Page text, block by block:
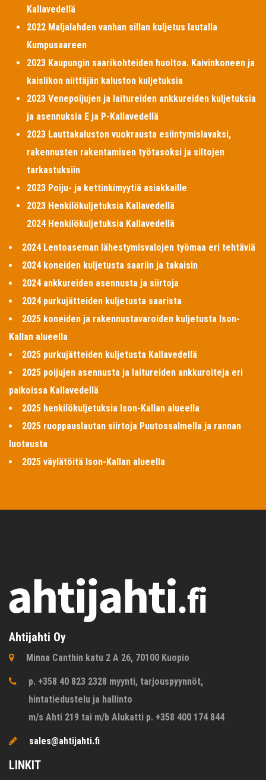
Kallavedellä
2022 Maljalahden vanhan sillan kuljetus lautalla
Kumpusaareen
2023 Kaupungin saarikohteiden huoltoa. Kaivinkoneen ja
kaislikon niittäjän kaluston kuljetuksia
2023 Venepoijujen ja laitureiden ankkureiden kuljetuksia
ja asennuksia E ja P-Kallavedellä
2023 Lauttakaluston vuokrausta esiintymislavaksi,
rakennusten rakentamisen työtasoksi ja siltojen
tarkastuksiin
2023 Poiju- ja kettinkimyytiä asiakkaille
2023 Henkilökuljetuksia Kallavedellä
2024 Henkilökuljetuksia Kallavedellä
2024 Lentoaseman lähestymisvalojen työmaa eri tehtäviä
2024 koneiden kuljetusta saariin ja takaisin
2024 ankkureiden asennusta ja siirtoja
2024 purkujätteiden kuljetusta saarista
2025 koneiden ja rakennustavaroiden kuljetusta Ison-
Kallan alueella
2025 purkujätteiden kuljetusta Kallavedellä
2025 poijujen asennusta ja laitureiden ankkuroiteja eri
paikoissa Kallavedellä
2025 henkilökuljetuksia Ison-Kallan alueella
2025 ruoppauslautan siirtoja Puutossalmella ja rannan
luotausta
2025 väylätöitä Ison-Kallan alueella
Ahtijahti Oy
Minna Canthin katu 2 A 26, 70100 Kuopio
p. +358 40 823 2328 myynti, tarjouspyynnöt,
hintatiedustelu ja hallinto
m/s Ahti 219 tai m/b Alukatti p. +358 400 174 844
sales@ahtijahti.fi
LINKIT